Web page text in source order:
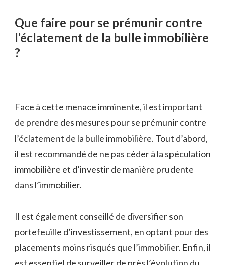
Que faire pour se prémunir contre
l’éclatement de la bulle immobilière
?
Face à cette menace imminente, il est important
de prendre des mesures pour se prémunir contre
l’éclatement de la bulle immobilière. Tout d’abord,
il est recommandé de ne pas céder à la spéculation
immobilière et d’investir de manière prudente
dans l’immobilier.
Il est également conseillé de diversifier son
portefeuille d’investissement, en optant pour des
placements moins risqués que l’immobilier. Enfin, il